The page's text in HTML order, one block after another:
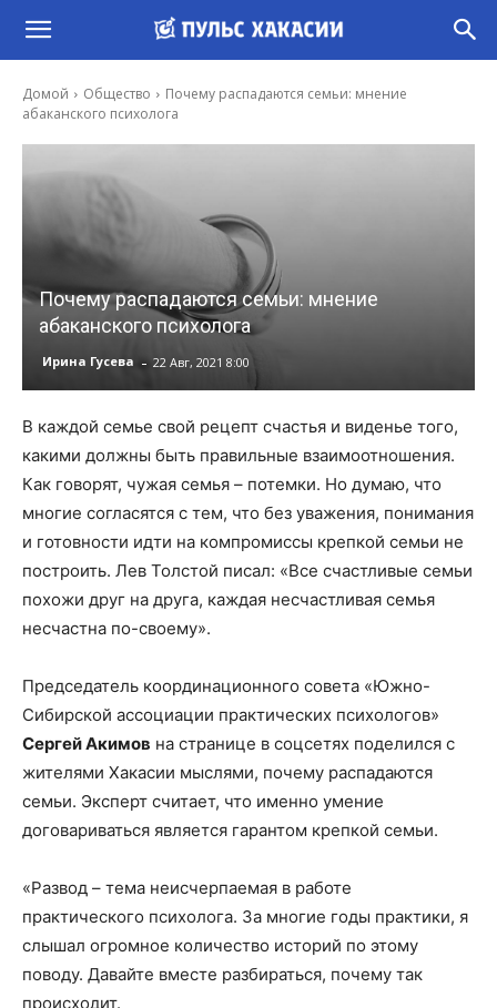
Домой Общество
Почему распадаются семьи: мнение
абаканского психолога
Почему распадаются семьи: мнение
абаканского психолога
Ирина Гусева - 22 Авг, 2021 8:00
В каждой семье свой рецепт счастья и виденье того,
какими должны быть правильные взаимоотношения.
Как говорят, чужая семья – потемки. Но думаю, что
многие согласятся с тем, что без уважения, понимания
и готовности идти на компромиссы крепкой семьи не
построить. Лев Толстой писал: «Все счастливые семьи
похожи друг на друга, каждая несчастливая семья
несчастна по-своему».
Председатель координационного совета «Южно-
Сибирской ассоциации практических психологов»
Сергей Акимов на странице в соцсетях поделился с
жителями Хакасии мыслями, почему распадаются
семьи. Эксперт считает, что именно умение
договариваться является гарантом крепкой семьи.
«Развод – тема неисчерпаемая в работе
практического психолога. За многие годы практики, я
слышал огромное количество историй по этому
поводу. Давайте вместе разбираться, почему так
происходит.